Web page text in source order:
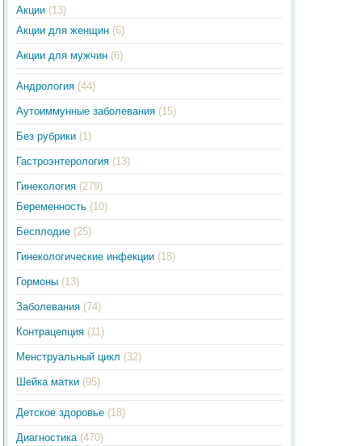
Акции (13)
Акции для женщин (6)
Акции для мужчин (6)
Андрология (44)
Аутоиммунные заболевания (15)
Без рубрики (1)
Гастроэнтерология (13)
Гинекология (279)
Беременность (10)
Бесплодие (25)
Гинекологические инфекции (18)
Гормоны (13)
Заболевания (74)
Контрацепция (11)
Менструальный цикл (32)
Шейка матки (95)
Детское здоровье (18)
Диагностика (470)